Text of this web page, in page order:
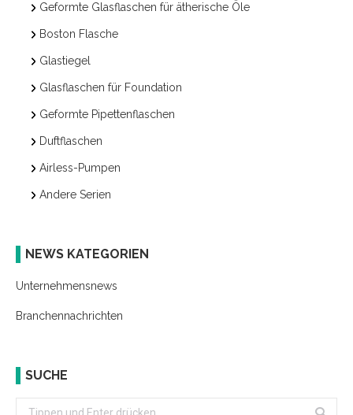
Geformte Glasflaschen für ätherische Öle
Boston Flasche
Glastiegel
Glasflaschen für Foundation
Geformte Pipettenflaschen
Duftflaschen
Airless-Pumpen
Andere Serien
NEWS KATEGORIEN
Unternehmensnews
Branchennachrichten
SUCHE
Search: